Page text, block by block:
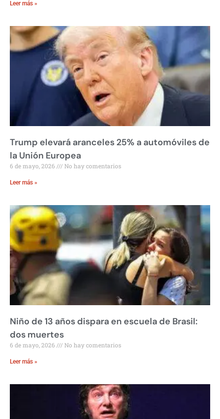
Leer más »
Trump elevará aranceles 25% a automóviles de
la Unión Europea
6 de mayo, 2026 No hay comentarios
Leer más »
Niño de 13 años dispara en escuela de Brasil:
dos muertes
6 de mayo, 2026 No hay comentarios
Leer más »